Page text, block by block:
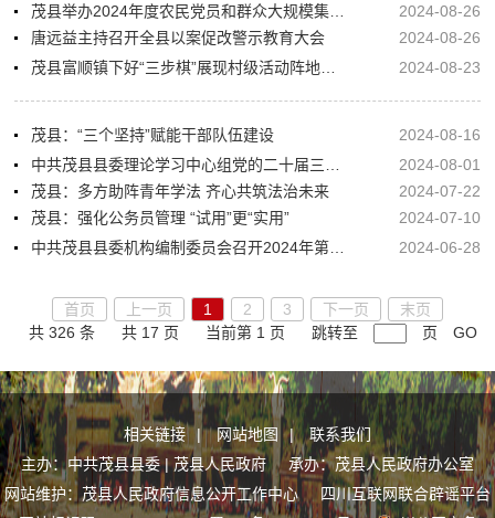
2024-08-26
唐远益主持召开全县以案促改警示教育大会
2024-08-26
2024-08-23
茂县：“三个坚持”赋能干部队伍建设
2024-08-16
2024-08-01
茂县：多方助阵青年学法 齐心共筑法治未来
2024-07-22
茂县：强化公务员管理 “试用”更“实用”
2024-07-10
2024-06-28
首页 上一页 1 2 3 下一页
末页
共 326 条
共 17 页 当前第 1 页 跳转至 页 GO
相关链接 | 网站地图 |
联系我们
主办：中共茂县县委 | 茂县人民政府 承办：茂县人民政府办公室
网站维护：茂县人民政府信息公开工作中心 四川互联网联合辟谣平台